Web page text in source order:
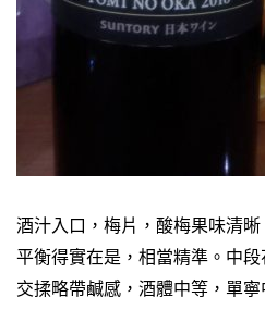
酒汁入口，梅片，酸梅果味清
平衡得實在是，相當精準。中
交揉略帶鹹感，酒體中等，單寧